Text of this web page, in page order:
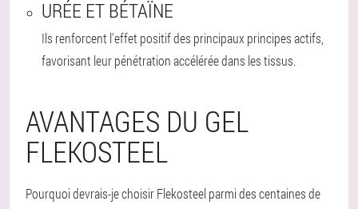
URÉE ET BÉTAÏNE
Ils renforcent l'effet positif des principaux principes actifs,
favorisant leur pénétration accélérée dans les tissus.
AVANTAGES DU GEL
FLEKOSTEEL
Pourquoi devrais-je choisir Flekosteel parmi des centaines de